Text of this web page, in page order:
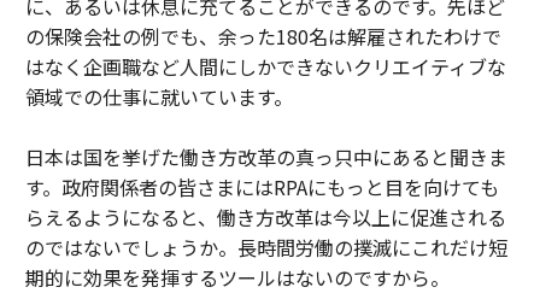
に、あるいは休息に充てることができるのです。先ほど
の保険会社の例でも、余った180名は解雇されたわけで
はなく企画職など人間にしかできないクリエイティブな
領域での仕事に就いています。
日本は国を挙げた働き方改革の真っ只中にあると聞きま
す。政府関係者の皆さまにはRPAにもっと目を向けても
らえるようになると、働き方改革は今以上に促進される
のではないでしょうか。長時間労働の撲滅にこれだけ短
期的に効果を発揮するツールはないのですから。